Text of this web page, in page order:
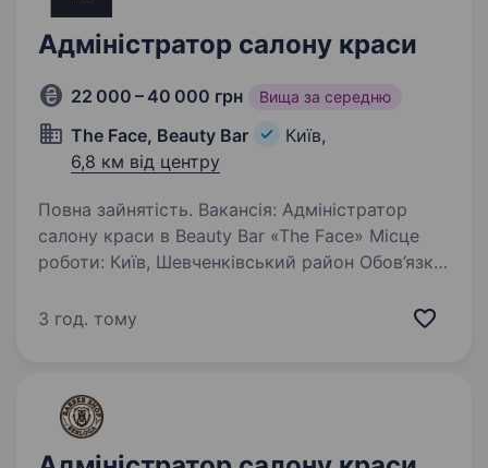
Адміністратор салону краси
22 000 – 40 000 грн Вища за середню
The Face, Beauty Bar
Київ,
6,8 км від центру
Повна зайнятість. Вакансія: Адміністратор
салону краси в Beauty Bar «The Face» Місце
роботи: Київ, Шевченківський район Обов’язки:
та контроль запису на процедури
3 год. тому